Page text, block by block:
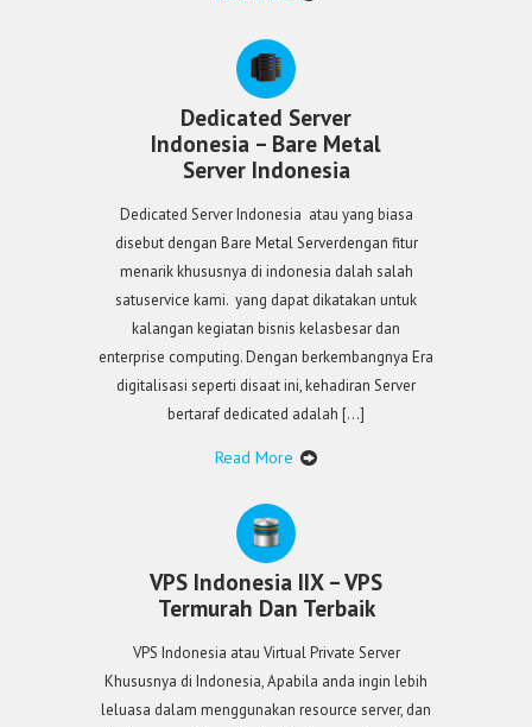
Dedicated Server
Indonesia – Bare Metal
Server Indonesia
Dedicated Server Indonesia atau yang biasa
disebut dengan Bare Metal Serverdengan fitur
menarik khususnya di indonesia dalah salah
satuservice kami. yang dapat dikatakan untuk
kalangan kegiatan bisnis kelasbesar dan
enterprise computing. Dengan berkembangnya Era
digitalisasi seperti disaat ini, kehadiran Server
bertaraf dedicated adalah […]
Read More
VPS Indonesia IIX – VPS
Termurah Dan Terbaik
VPS Indonesia atau Virtual Private Server
Khususnya di Indonesia, Apabila anda ingin lebih
leluasa dalam menggunakan resource server, dan